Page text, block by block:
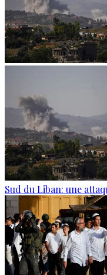
Sud du Liban: une